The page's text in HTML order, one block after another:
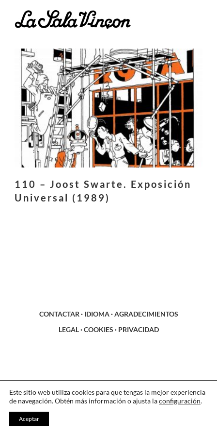
110 – Joost Swarte. Exposición
Universal (1989)
CONTACTAR · IDIOMA·AGRADECIMIENTOS
LEGAL·COOKIES · PRIVACIDAD
Este sitio web utiliza cookies para que tengas la mejor experiencia
de navegación. Obtén más información o ajusta laconfiguración.
Aceptar